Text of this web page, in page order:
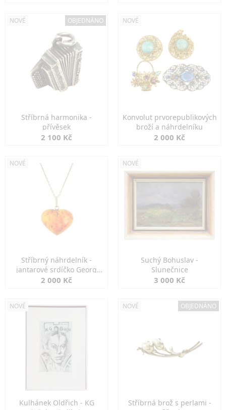
NOVÉ OBJEDNÁNO
Stříbrná harmonika -
přívěsek
2 100 Kč
NOVÉ
Konvolut prvorepublikových
broží a náhrdelníku
2 000 Kč
NOVÉ
Stříbrný náhrdelník -
jantarové srdíčko Georg
Kramer
2 000 Kč
NOVÉ
Suchý Bohuslav -
Slunečnice
3 000 Kč
NOVÉ
Kulhánek Oldřich - KG
NOVÉ OBJEDNÁNO
Stříbrná brož s perlami -